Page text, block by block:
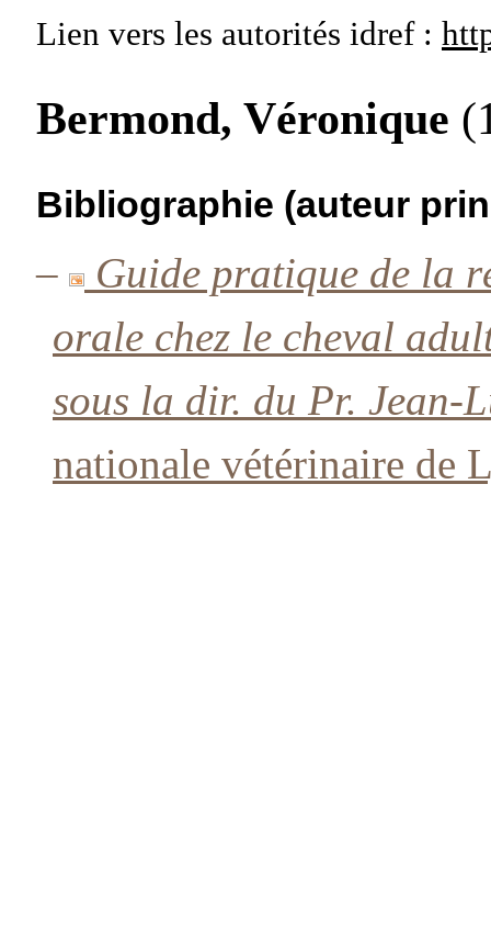
Lien vers les autorités idref :
Bermond, Véronique
Bibliographie (auteur
–
Guide pratique de la
orale chez le cheval
sous la dir. du Pr. Jean-
nationale vétérinaire de